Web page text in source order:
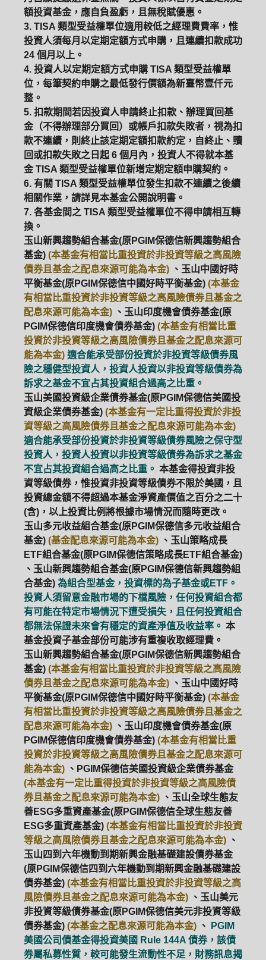
ETF 中國好時平衡 壽星優惠
醫療生化
基金申購 策略成長 拉丁美洲
大中華
額投資基金，應自負盈虧，且無稅賦優惠。
3. TISA 類型受益權單位適用較低之經理費費率，惟
投資人須每月以定期定額方式申購，且連續扣款成功
24 個月以上。
4. 投資人以定期定額方式申購 TISA 類型受益權單
位，每筆契約申購之最低發行價額為新臺幣壹仟元
整。
5. 扣款期間若因投資人申請終止扣款、辦理買回基
金（不得辦理部分買回）或帳戶扣款失敗者，視為扣
款不連續，則終止該定期定額扣款約定，自終止、贖
回或扣款失敗之日起 6 個月內，投資人不得就本基
金 TISA 類型受益權單位新增定期定額申購契約。
6. 有關 TISA 類型受益權單位發生扣款不連續之後續
相關作業，請詳見本基金公開說明書。
7. 各基金間之 TISA 類型受益權單位不得申請相互轉
換。
玉山新興趨勢組合基金(原PGIM保德信新興趨勢組合
基金) (本基金有相當比重投資於非投資等級之高風險
債券且基金之配息來源可能為本金) 、玉山中國好時
平衡基金(原PGIM保德信中國好時平衡基金) (本基金
有相當比重投資於非投資等級之高風險債券且基金之
配息來源可能為本金) 、玉山印度機會債券基金(原
PGIM保德信印度機會債券基金) (本基金有相當比重
投資於非投資等級之高風險債券且基金之配息來源可
能為本金) 適合能承受部份投資於非投資等級債券風
險之穩健型投資人，投資人投資以非投資等級債券為
訴求之基金不宜占其投資組合過高之比重。
玉山美國投資級企業債券基金(原PGIM保德信美國投
資級企業債券基金) (本基金有一定比重得投資於非投
資等級之高風險債券且基金之配息來源可能為本金)
適合能承受部份投資於非投資等級債券風險之保守型
投資人，投資人投資以非投資等級債券為訴求之基金
不宜占其投資組合過高之比重。 本基金得投資非投
資等級債券，惟投資非投資等級債券不限於美國，且
投資總金額不得超過本基金淨資產價值之百分之二十
(含)，以上投資比例將根據市場情況而隨時更改。
玉山多元收益組合基金(原PGIM保德信多元收益組合
基金) (基金配息來源可能為本金) 、玉山策略成長
ETF組合基金(原PGIM保德信策略成長ETF組合基金)
、玉山新興趨勢組合基金(原PGIM保德信新興趨勢組
合基金) 為組合型基金，投資標的為子基金或ETF。
投資人須留意金融市場的下檔風險，任何投資組合都
有可能在特定市場情況下遭受損失，且任何投資組合
都無法保證未來會有穩定的資產淨值及收益率。 本
基金投資子基金部份可能涉有重複收取經理費。
玉山新興趨勢組合基金(原PGIM保德信新興趨勢組合
基金) (本基金有相當比重投資於非投資等級之高風險
債券且基金之配息來源可能為本金) 、玉山中國好時
平衡基金(原PGIM保德信中國好時平衡基金) (本基金
有相當比重投資於非投資等級之高風險債券且基金之
配息來源可能為本金) 、玉山印度機會債券基金(原
PGIM保德信印度機會債券基金) (本基金有相當比重
投資於非投資等級之高風險債券且基金之配息來源可
能為本金) 、PGIM保德信美國投資級企業債券基金
(本基金有一定比重得投資於非投資等級之高風險債
券且基金之配息來源可能為本金) 、玉山全球生態友
善ESG多重資產基金(原PGIM保德信全球生態友善
ESG多重資產基金) (本基金有相當比重投資於非投資
等級之高風險債券且基金之配息來源可能為本金) 、
玉山四到六年機動到期新興金融基礎建設債券基金
(原PGIM保德信四到六年機動到期新興金融基礎建設
債券基金) (本基金有相當比重投資於非投資等級之高
風險債券且基金之配息來源可能為本金) 、玉山美元
非投資等級債券基金(原PGIM保德信美元非投資等級
債券基金) (本基金之配息來源可能為本金) 、
PGIM
美國公司債基金得投資美國 Rule 144A 債券，該債
券屬私募性質，較可能發生流動性不足，財務訊息揭